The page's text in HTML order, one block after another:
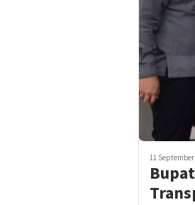
11 September